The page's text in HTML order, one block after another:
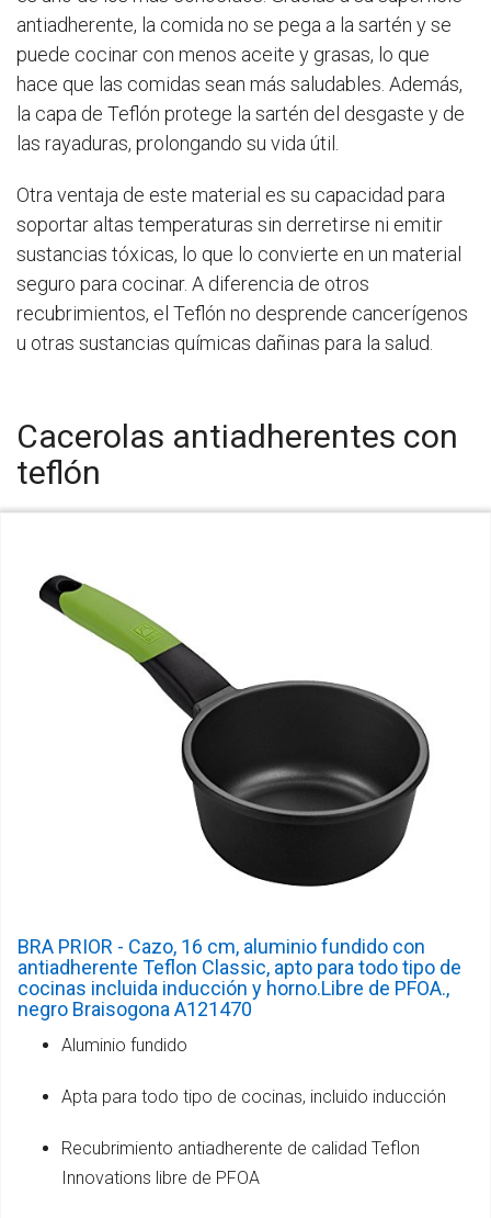
antiadherente, la comida no se pega a la sartén y se
puede cocinar con menos aceite y grasas, lo que
hace que las comidas sean más saludables. Además,
la capa de Teflón protege la sartén del desgaste y de
las rayaduras, prolongando su vida útil.
Otra ventaja de este material es su capacidad para
soportar altas temperaturas sin derretirse ni emitir
sustancias tóxicas, lo que lo convierte en un material
seguro para cocinar. A diferencia de otros
recubrimientos, el Teflón no desprende cancerígenos
u otras sustancias químicas dañinas para la salud.
Cacerolas antiadherentes con
teflón
BRA PRIOR - Cazo, 16 cm, aluminio fundido con
antiadherente Teflon Classic, apto para todo tipo de
cocinas incluida inducción y horno.Libre de PFOA.,
negro Braisogona A121470
Aluminio fundido
Apta para todo tipo de cocinas, incluido inducción
Recubrimiento antiadherente de calidad Teflon
Innovations libre de PFOA